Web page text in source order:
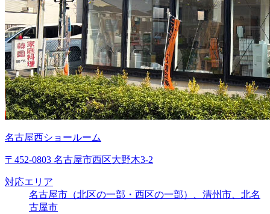
名古屋西ショールーム
〒452-0803 名古屋市西区大野木3-2
対応エリア
名古屋市（北区の一部・西区の一部）、清州市、北名
古屋市